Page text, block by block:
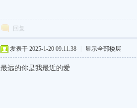
回复
发表于 2025-1-20 09:11:38 显示全部楼层
最远的你是我最近的爱